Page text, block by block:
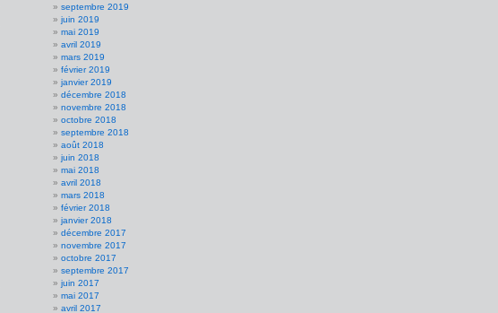
septembre 2019
juin 2019
mai 2019
avril 2019
mars 2019
février 2019
janvier 2019
décembre 2018
novembre 2018
octobre 2018
septembre 2018
août 2018
juin 2018
mai 2018
avril 2018
mars 2018
février 2018
janvier 2018
décembre 2017
novembre 2017
octobre 2017
septembre 2017
juin 2017
mai 2017
avril 2017